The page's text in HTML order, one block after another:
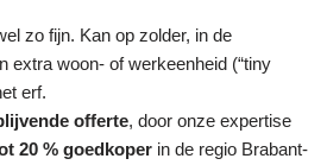
zo fijn. Kan op zolder, in de
extra woon- of werkeenheid (“tiny
erf.
offerte, door onze expertise
20 % goedkoper in de regio Brabant-